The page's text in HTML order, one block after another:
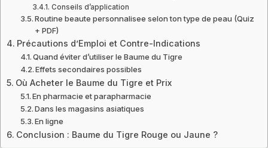
Conseils d’application
Routine beaute personnalisee selon ton type de peau (Quiz
+ PDF)
Précautions d’Emploi et Contre-Indications
Quand éviter d’utiliser le Baume du Tigre
Effets secondaires possibles
Où Acheter le Baume du Tigre et Prix
En pharmacie et parapharmacie
Dans les magasins asiatiques
En ligne
Conclusion : Baume du Tigre Rouge ou Jaune ?